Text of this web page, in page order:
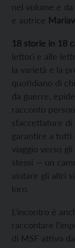
nel volume e
e autrice
18 storie in 18
lettori e alle
la varietà e la
quotidiano di
da guerre,
racconto
sfaccettature di
garantire a tutti
viaggio verso
stessi — un
aiutare gli altri
loro.
L’incontro è
raccontare
di MSF attivo